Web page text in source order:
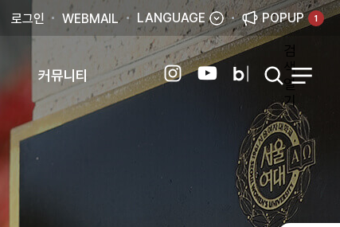
로그인 WEBMAIL LANGUAGE POPUP 1
커뮤니티
검
색
열
기